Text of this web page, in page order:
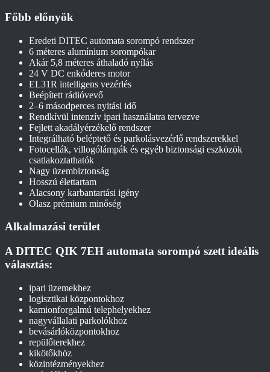
Főbb előnyök
Eredeti DITEC automata sorompó rendszer
6 méteres alumínium sorompókar
Akár 5,8 méteres áthaladó nyílás
24 V DC enkóderes motor
EL31R intelligens vezérlés
Beépített rádióvevő
2–6 másodperces nyitási idő
Rendkívül intenzív ipari használatra tervezve
Fejlett akadályérzékelő rendszer
Integrálható beléptető és parkolásvezérlő rendszerekkel
Fotocellák, villogólámpák és egyéb biztonsági eszközök
csatlakoztathatók
Nagy üzembiztonság
Hosszú élettartam
Alacsony karbantartási igény
Olasz prémium minőség
Alkalmazási terület
A DITEC QIK 7EH automata sorompó szett ideális
választás:
ipari üzemekhez
logisztikai központokhoz
kamionforgalmú telephelyekhez
nagyvállalati parkolókhoz
bevásárlóközpontokhoz
repülőterekhez
kikötőkhöz
közintézményekhez